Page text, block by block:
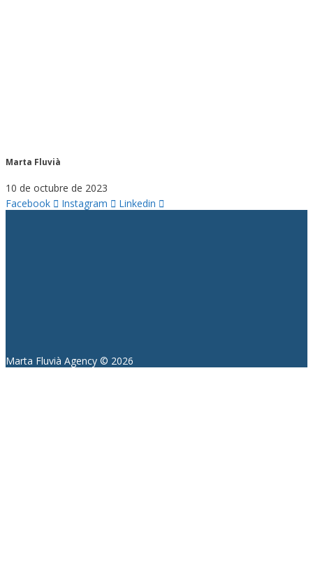
Marta Fluvià
10 de octubre de 2023
Facebook
Instagram Linkedin
Marta Fluvià Agency © 2026